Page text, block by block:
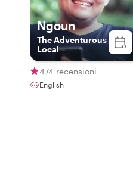
Ngoun
The Adventurous
Local
474 recensioni
English